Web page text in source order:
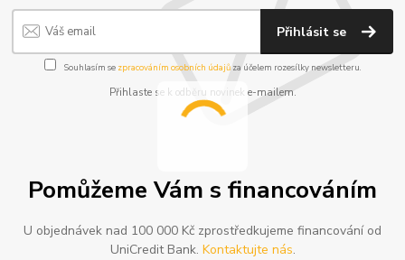
Přihlásit se
Souhlasím se zpracováním osobních údajůza účelem rozesílky newsletteru.
Přihlaste se k odběru novinek e-mailem.
Pomůžeme Vám s financováním
U objednávek nad 100 000 Kč zprostředkujeme financování od
UniCredit Bank. Kontaktujte nás.